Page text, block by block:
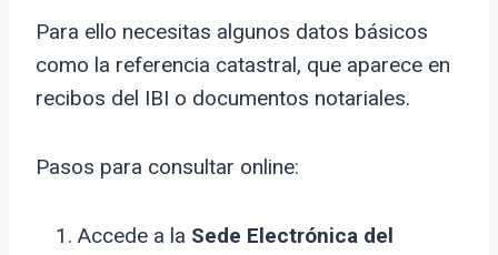
Para ello necesitas algunos datos básicos
como la referencia catastral, que aparece en
recibos del IBI o documentos notariales.
Pasos para consultar online:
Accede a la Sede Electrónica del